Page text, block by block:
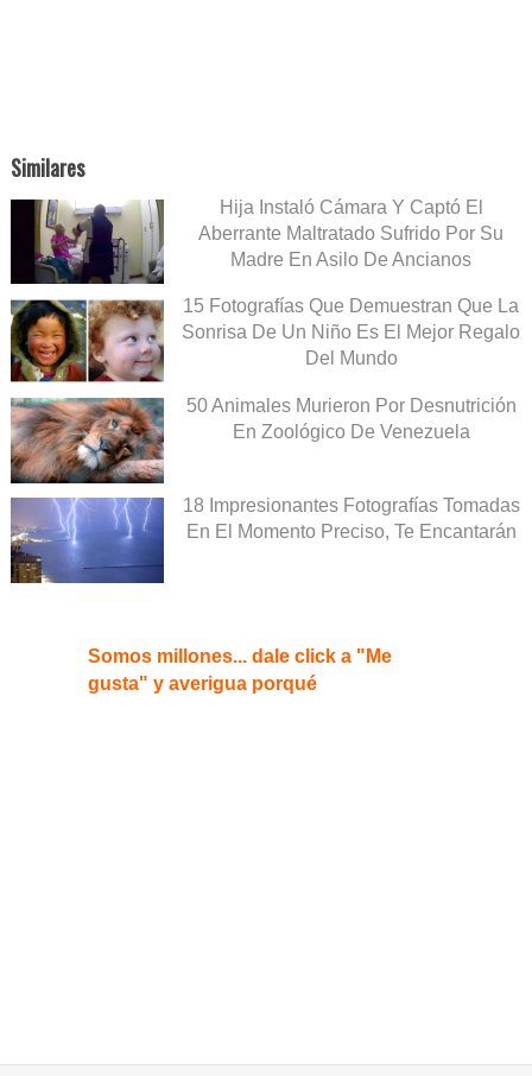
Similares
Hija Instaló Cámara Y Captó El
Aberrante Maltratado Sufrido Por Su
Madre En Asilo De Ancianos
15 Fotografías Que Demuestran Que La
Sonrisa De Un Niño Es El Mejor Regalo
Del Mundo
50 Animales Murieron Por Desnutrición
En Zoológico De Venezuela
18 Impresionantes Fotografías Tomadas
En El Momento Preciso, Te Encantarán
Somos millones... dale click a "Me
gusta" y averigua porqué